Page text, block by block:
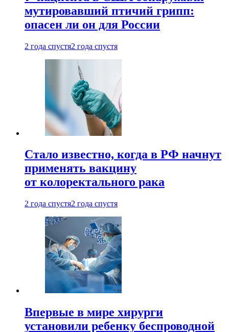
мутировавший птичий грипп:
опасен ли он для России
2 года спустя2 года спустя
Стало известно, когда в РФ начнут
применять вакцину
от колоректального рака
2 года спустя2 года спустя
Впервые в мире хирурги
установили ребенку беспроводной